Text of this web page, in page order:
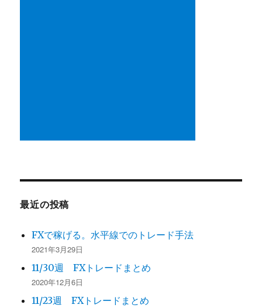
最近の投稿
FXで稼げる。水平線でのトレード手法
2021年3月29日
11/30週 FXトレードまとめ
2020年12月6日
11/23週 FXトレードまとめ